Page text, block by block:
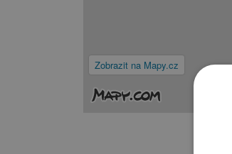
Zobrazit na Mapy.cz